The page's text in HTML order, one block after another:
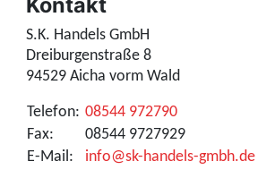
S.K. Handels GmbH
Dreiburgenstraße 8
94529 Aicha vorm Wald
Telefon: 08544 972790
Fax:
08544 9727929
E-Mail:
info@sk-handels-gmbh.de